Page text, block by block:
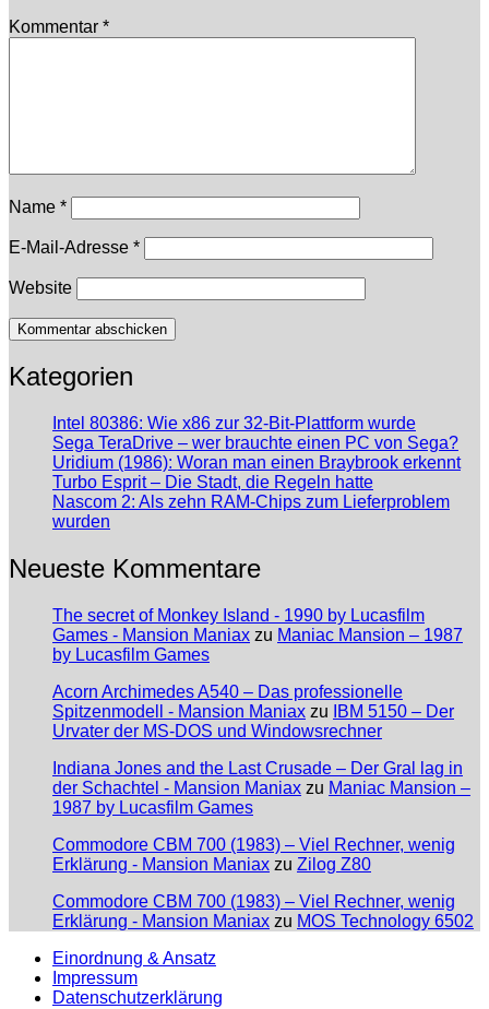
Kommentar *
Name *
E-Mail-Adresse *
Website
Kategorien
Intel 80386: Wie x86 zur 32-Bit-Plattform wurde
Sega TeraDrive – wer brauchte einen PC von Sega?
Uridium (1986): Woran man einen Braybrook erkennt
Turbo Esprit – Die Stadt, die Regeln hatte
Nascom 2: Als zehn RAM-Chips zum Lieferproblem
wurden
Neueste Kommentare
The secret of Monkey Island - 1990 by Lucasfilm
Games - Mansion Maniax zu Maniac Mansion – 1987
by Lucasfilm Games
Acorn Archimedes A540 – Das professionelle
Spitzenmodell - Mansion Maniax zu
IBM 5150 – Der
Urvater der MS-DOS und Windowsrechner
Indiana Jones and the Last Crusade – Der Gral lag in
der Schachtel - Mansion Maniax zu Maniac Mansion –
1987 by Lucasfilm Games
Commodore CBM 700 (1983) – Viel Rechner, wenig
Erklärung - Mansion Maniax zu Zilog Z80
Commodore CBM 700 (1983) – Viel Rechner, wenig
Erklärung - Mansion Maniax zu MOS Technology 6502
Einordnung & Ansatz
Impressum
Datenschutzerklärung